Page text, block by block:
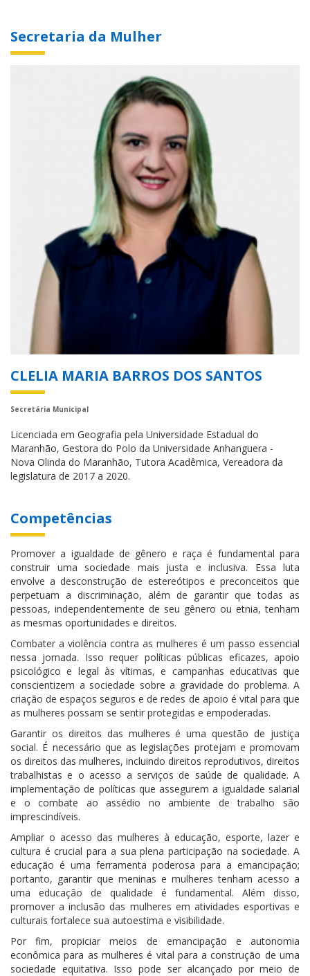
Secretaria da Mulher
CLELIA MARIA BARROS DOS SANTOS
Secretária Municipal
Licenciada em Geografia pela Universidade Estadual do
Maranhão, Gestora do Polo da Universidade Anhanguera -
Nova Olinda do Maranhão, Tutora Acadêmica, Vereadora da
legislatura de 2017 a 2020.
Competências
Promover a igualdade de gênero e raça é fundamental para
construir uma sociedade mais justa e inclusiva. Essa luta
envolve a desconstrução de estereótipos e preconceitos que
perpetuam a discriminação, além de garantir que todas as
pessoas, independentemente de seu gênero ou etnia, tenham
as mesmas oportunidades e direitos.
Combater a violência contra as mulheres é um passo essencial
nessa jornada. Isso requer políticas públicas eficazes, apoio
psicológico e legal às vítimas, e campanhas educativas que
conscientizem a sociedade sobre a gravidade do problema. A
criação de espaços seguros e de redes de apoio é vital para que
as mulheres possam se sentir protegidas e empoderadas.
Garantir os direitos das mulheres é uma questão de justiça
social. É necessário que as legislações protejam e promovam
os direitos das mulheres, incluindo direitos reprodutivos, direitos
trabalhistas e o acesso a serviços de saúde de qualidade. A
implementação de políticas que assegurem a igualdade salarial
e o combate ao assédio no ambiente de trabalho são
imprescindíveis.
Ampliar o acesso das mulheres à educação, esporte, lazer e
cultura é crucial para a sua plena participação na sociedade. A
educação é uma ferramenta poderosa para a emancipação;
portanto, garantir que meninas e mulheres tenham acesso a
uma educação de qualidade é fundamental. Além disso,
promover a inclusão das mulheres em atividades esportivas e
culturais fortalece sua autoestima e visibilidade.
Por fim, propiciar meios de emancipação e autonomia
econômica para as mulheres é vital para a construção de uma
sociedade equitativa. Isso pode ser alcançado por meio de